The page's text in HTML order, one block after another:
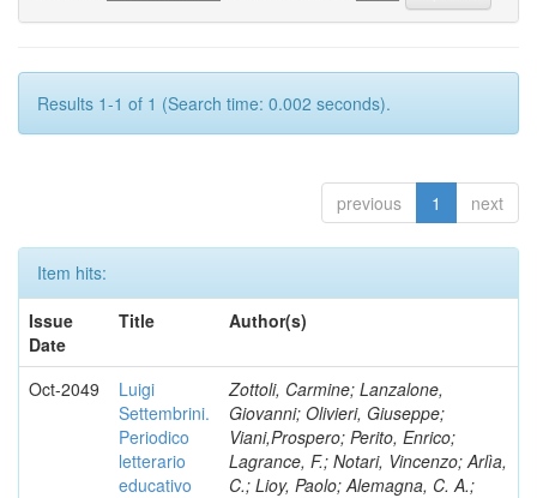
Results 1-1 of 1 (Search time: 0.002 seconds).
previous 1 next
Item hits:
Issue
Date
Title Author(s)
Oct-2049
Luigi
Settembrini.
Periodico
letterario
educativo
Zottoli, Carmine; Lanzalone,
Giovanni; Olivieri, Giuseppe;
Viani,Prospero; Perito, Enrico;
Lagrance, F.; Notari, Vincenzo; Arlìa,
C.; Lioy, Paolo; Alemagna, C. A.;